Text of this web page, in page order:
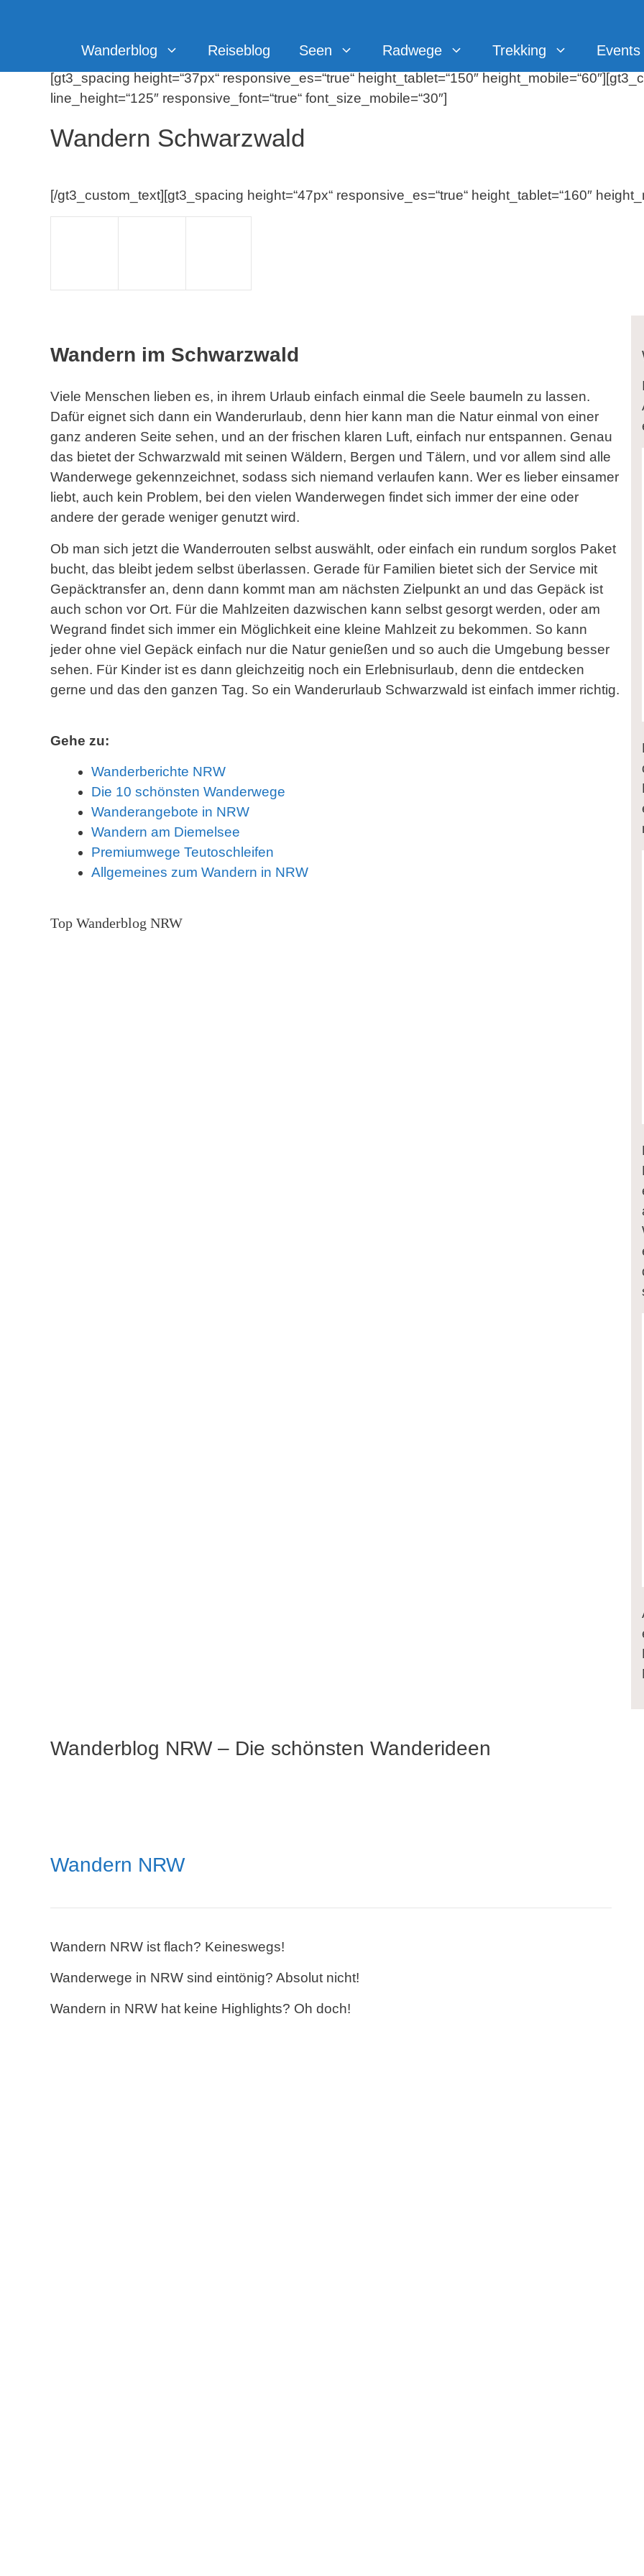
Wanderblog Reiseblog Seen Radwege Trekking Events
[gt3_spacing height=“37px“ responsive_es=“true“ height_tablet=“150″
line_height=“125″ responsive_font=“true“ font_size_mobile=“30″]
Wandern Schwarzwald
[/gt3_custom_text][gt3_spacing height=“47px“ responsive_es=“true“ height_tablet=“160″
Wandern im Schwarzwald
Viele Menschen lieben es, in ihrem Urlaub einfach einmal die Seele baumeln zu lassen.
Dafür eignet sich dann ein Wanderurlaub, denn hier kann man die Natur einmal von einer
ganz anderen Seite sehen, und an der frischen klaren Luft, einfach nur entspannen. Genau
das bietet der Schwarzwald mit seinen Wäldern, Bergen und Tälern, und vor allem sind alle
Wanderwege gekennzeichnet, sodass sich niemand verlaufen kann. Wer es lieber einsamer
liebt, auch kein Problem, bei den vielen Wanderwegen findet sich immer der eine oder
andere der gerade weniger genutzt wird.
Ob man sich jetzt die Wanderrouten selbst auswählt, oder einfach ein rundum sorglos Paket
bucht, das bleibt jedem selbst überlassen. Gerade für Familien bietet sich der Service mit
Gepäcktransfer an, denn dann kommt man am nächsten Zielpunkt an und das Gepäck ist
auch schon vor Ort. Für die Mahlzeiten dazwischen kann selbst gesorgt werden, oder am
Wegrand findet sich immer ein Möglichkeit eine kleine Mahlzeit zu bekommen. So kann
jeder ohne viel Gepäck einfach nur die Natur genießen und so auch die Umgebung besser
sehen. Für Kinder ist es dann gleichzeitig noch ein Erlebnisurlaub, denn die entdecken
gerne und das den ganzen Tag. So ein Wanderurlaub Schwarzwald ist einfach immer richtig.
Gehe zu:
Wanderberichte NRW
Die 10 schönsten Wanderwege
Wanderangebote in NRW
Wandern am Diemelsee
Premiumwege Teutoschleifen
Allgemeines zum Wandern in NRW
Top Wanderblog NRW
Wanderblog NRW – Die schönsten Wanderideen
Wandern NRW
Wandern NRW ist flach? Keineswegs!
Wanderwege in NRW sind eintönig? Absolut nicht!
Wandern in NRW hat keine Highlights? Oh doch!